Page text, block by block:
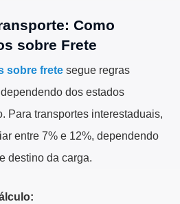
Como
sobre Frete
sobre frete segue regras
dos estados
Para transportes interestaduais,
entre 7% e 12%, dependendo
destino da carga.